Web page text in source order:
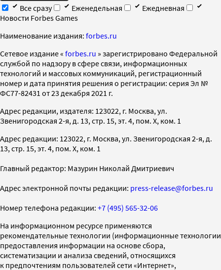
Все сразу
Еженедельная
Ежедневная
Новости Forbes Games
Наименование издания: forbes.ru
Cетевое издание « forbes.ru » зарегистрировано Федеральной
службой по надзору в сфере связи, информационных
технологий и массовых коммуникаций, регистрационный
номер и дата принятия решения о регистрации: серия Эл №
ФС77-82431 от 23 декабря 2021 г.
Адрес редакции, издателя: 123022, г. Москва, ул.
Звенигородская 2-я, д. 13, стр. 15, эт. 4, пом. X, ком. 1
Адрес редакции: 123022, г. Москва, ул. Звенигородская 2-я, д.
13, стр. 15, эт. 4, пом. X, ком. 1
Главный редактор: Мазурин Николай Дмитриевич
Адрес электронной почты редакции: press-release@forbes.ru
Номер телефона редакции: +7 (495) 565-32-06
На информационном ресурсе применяются
рекомендательные технологии (информационные технологии
предоставления информации на основе сбора,
систематизации и анализа сведений, относящихся
к предпочтениям пользователей сети «Интернет»,